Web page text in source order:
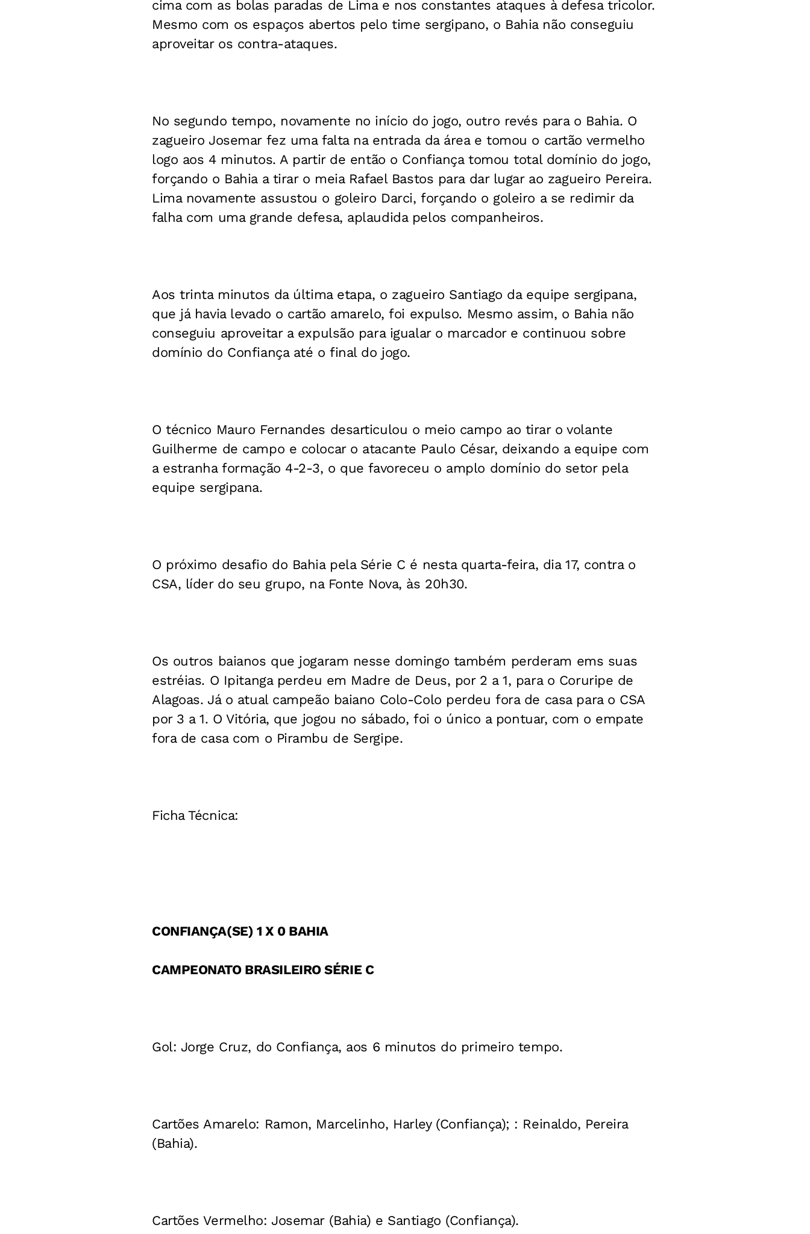
cima com as bolas paradas de Lima e nos constantes ataques à defesa tricolor.
Mesmo com os espaços abertos pelo time sergipano, o Bahia não conseguiu
aproveitar os contra-ataques.
No segundo tempo, novamente no início do jogo, outro revés para o Bahia. O
zagueiro Josemar fez uma falta na entrada da área e tomou o cartão vermelho
logo aos 4 minutos. A partir de então o Confiança tomou total domínio do jogo,
forçando o Bahia a tirar o meia Rafael Bastos para dar lugar ao zagueiro Pereira.
Lima novamente assustou o goleiro Darci, forçando o goleiro a se redimir da
falha com uma grande defesa, aplaudida pelos companheiros.
Aos trinta minutos da última etapa, o zagueiro Santiago da equipe sergipana,
que já havia levado o cartão amarelo, foi expulso. Mesmo assim, o Bahia não
conseguiu aproveitar a expulsão para igualar o marcador e continuou sobre
domínio do Confiança até o final do jogo.
O técnico Mauro Fernandes desarticulou o meio campo ao tirar o volante
Guilherme de campo e colocar o atacante Paulo César, deixando a equipe com
a estranha formação 4-2-3, o que favoreceu o amplo domínio do setor pela
equipe sergipana.
O próximo desafio do Bahia pela Série C é nesta quarta-feira, dia 17, contra o
CSA, líder do seu grupo, na Fonte Nova, às 20h30.
Os outros baianos que jogaram nesse domingo também perderam ems suas
estréias. O Ipitanga perdeu em Madre de Deus, por 2 a 1, para o Coruripe de
Alagoas. Já o atual campeão baiano Colo-Colo perdeu fora de casa para o CSA
por 3 a 1. O Vitória, que jogou no sábado, foi o único a pontuar, com o empate
fora de casa com o Pirambu de Sergipe.
Ficha Técnica:
CONFIANÇA(SE) 1 X 0 BAHIA
CAMPEONATO BRASILEIRO SÉRIE C
Gol: Jorge Cruz, do Confiança, aos 6 minutos do primeiro tempo.
Cartões Amarelo: Ramon, Marcelinho, Harley (Confiança); : Reinaldo, Pereira
(Bahia).
Cartões Vermelho: Josemar (Bahia) e Santiago (Confiança).